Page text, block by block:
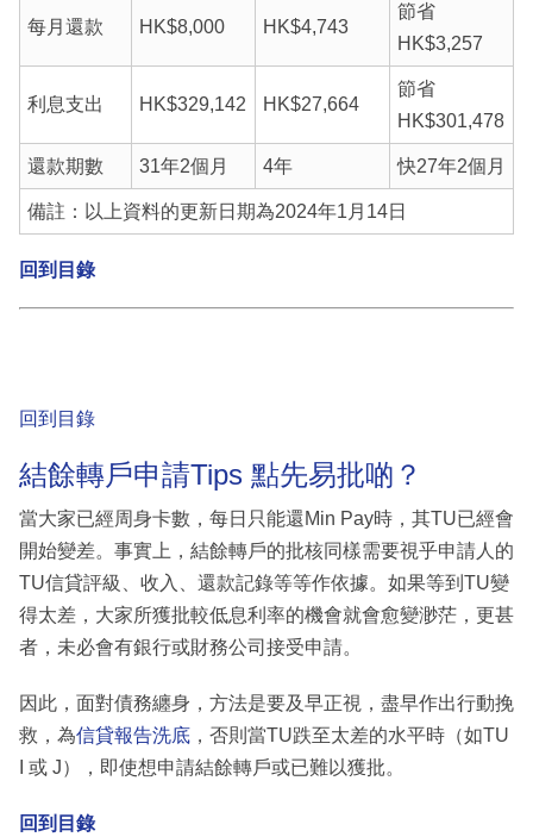
每月還款 HK$8,000 HK$4,743
節省
HK$3,257
利息支出 HK$329,142 HK$27,664
節省
HK$301,478
還款期數 31年2個月 4年 快27年2個月
備註：以上資料的更新日期為2024年1月14日
回到目錄
回到目錄
結餘轉戶申請Tips 點先易批啲？
當大家已經周身卡數，每日只能還Min Pay時，其TU已經會
開始變差。事實上，結餘轉戶的批核同樣需要視乎申請人的
TU信貸評級、收入、還款記錄等等作依據。如果等到TU變
得太差，大家所獲批較低息利率的機會就會愈變渺茫，更甚
者，未必會有銀行或財務公司接受申請。
因此，面對債務纏身，方法是要及早正視，盡早作出行動挽
救，為信貸報告洗底 ，否則當TU跌至太差的水平時（如TU
I 或 J），即使想申請結餘轉戶或已難以獲批。
回到目錄